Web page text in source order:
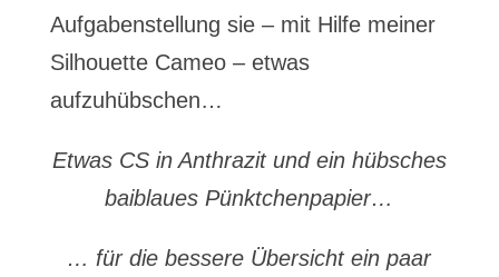
Aufgabenstellung sie – mit Hilfe meiner
Silhouette Cameo – etwas
aufzuhübschen…
Etwas CS in Anthrazit und ein hübsches
baiblaues Pünktchenpapier…
… für die bessere Übersicht ein paar